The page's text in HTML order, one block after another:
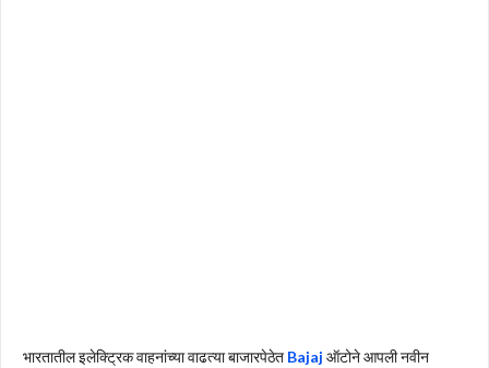
भारतातील इलेक्ट्रिक वाहनांच्या वाढत्या बाजारपेठेत Bajaj ऑटोने आपली नवीन